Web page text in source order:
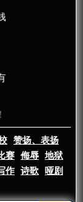
赞扬、表扬
赛 侮辱
地狱
作 诗歌
哑剧